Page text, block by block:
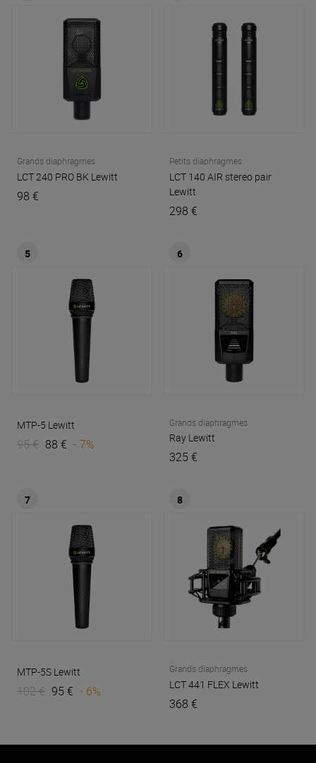
Grands diaphragmes
LCT 240 PRO BK Lewitt
98 €
Petits diaphragmes
LCT 140 AIR stereo pair
Lewitt
298 €
5
MTP-5 Lewitt
95 € 88 € - 7%
6
Grands diaphragmes
Ray Lewitt
325 €
7
MTP-5S Lewitt
102 € 95 € - 6%
8
Grands diaphragmes
LCT 441 FLEX Lewitt
368 €